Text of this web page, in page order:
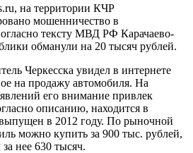
на территории КЧР
мошенничество в
тексту МВД РФ Карачаево-
обманули на 20 тысяч рублей.
Черкесска увидел в интернете
на продажу автомобиля. На
его внимание привлек
описанию, находится в
в 2012 году. По рыночной
можно купить за 900 тыс. рублей,
нее 630 тысяч.